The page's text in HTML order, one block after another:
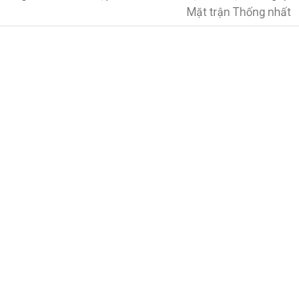
Mặt trận Thống nhất